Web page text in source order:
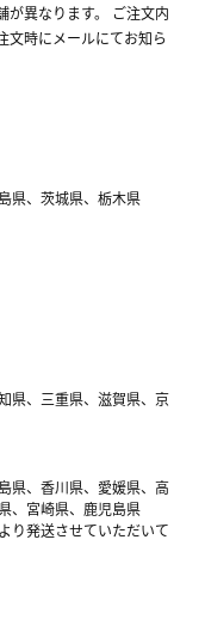
が異なります。 ご注文内
文時にメールにてお知ら
県、茨城県、栃木県
県、三重県、滋賀県、京
県、香川県、愛媛県、高
、宮崎県、鹿児島県
り発送させていただいて